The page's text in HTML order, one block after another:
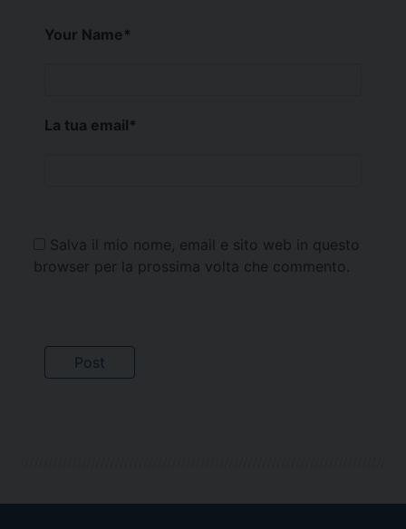
Your Name*
La tua email*
Salva il mio nome, email e sito web in questo
browser per la prossima volta che commento.